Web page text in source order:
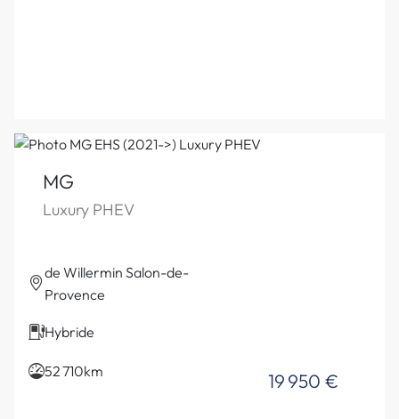
MG
Luxury PHEV
de Willermin Salon-de-
Provence
Hybride
52 710km 19 950 €